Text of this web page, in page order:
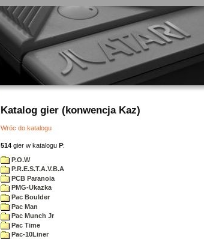
Katalog gier (konwencja Kaz)
Wróc do katalogu
514 gier w katalogu P:
P.O.W
P.R.E.S.T.A.V.B.A
PCB Paranoia
PMG-Ukazka
Pac Boulder
Pac Man
Pac Munch Jr
Pac Time
Pac-10Liner